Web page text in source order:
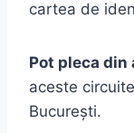
cartea de
Pot pleca din
aceste
București.